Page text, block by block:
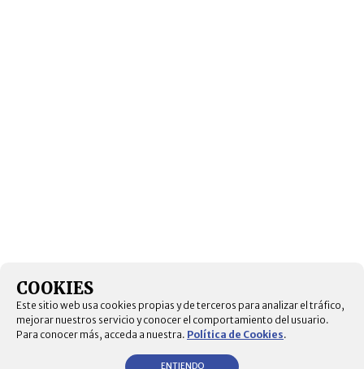
COOKIES
Este sitio web usa cookies propias y de terceros para analizar el tráfico,
mejorar nuestros servicio y conocer el comportamiento del usuario.
Para conocer más, acceda a nuestra. Política de Cookies.
ENTIENDO